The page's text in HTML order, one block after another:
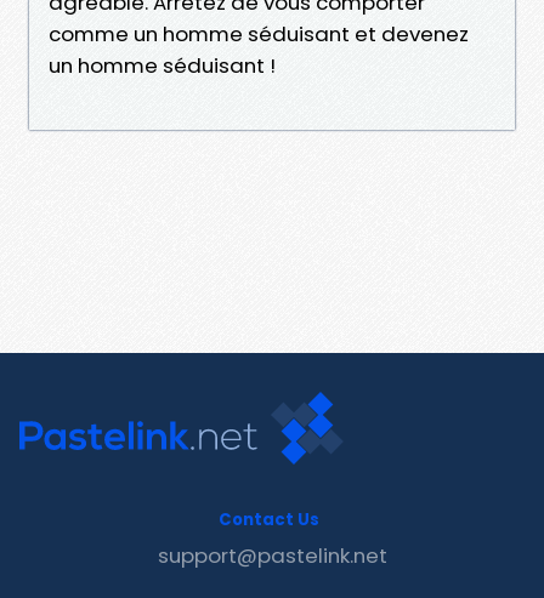
comme un homme séduisant et devenez
un homme séduisant !
Contact Us
support@pastelink.net